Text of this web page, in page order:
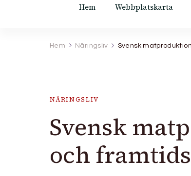
Hem Webbplatskarta
Hem Näringsliv Svensk
NÄRINGSLIV
Svensk
och